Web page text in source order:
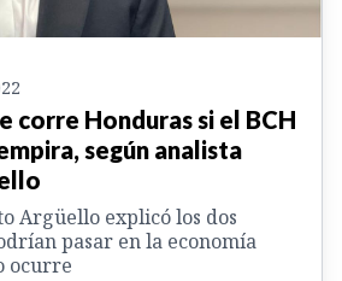
corre Honduras si el BCH
según analista
Argüello explicó los dos
pasar en la economía
ocurre